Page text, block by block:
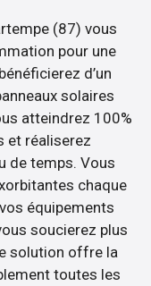
(87) vous
pour une
d’un
solaires
atteindrez 100%
et réaliserez
de temps. Vous
chaque
équipements
soucierez plus
solution offre la
toutes les